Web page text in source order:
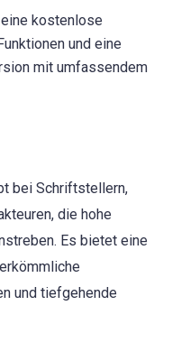
kostenlose
und eine
mit umfassendem
bei Schriftstellern,
die hohe
Es bietet eine
und tiefgehende